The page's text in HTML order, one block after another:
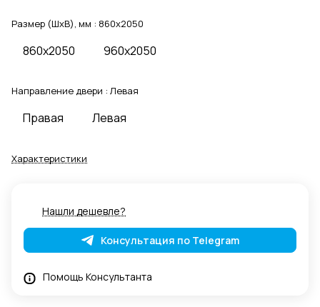
Размер (ШхВ), мм : 860x2050
860x2050 960x2050
Направление двери : Левая
Правая Левая
Характеристики
Нашли дешевле?
Консультация по Telegram
Помощь Консультанта